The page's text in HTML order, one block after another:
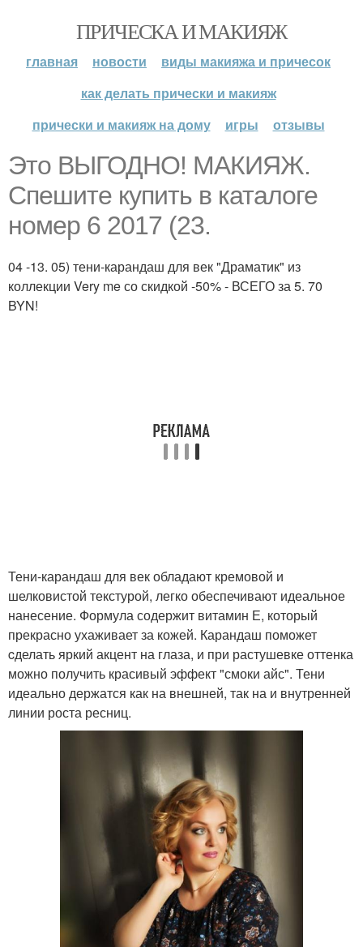
ПРИЧЕСКА И МАКИЯЖ
главная новости
виды макияжа и причесок
как делать прически и макияж
прически и макияж на дому
игры отзывы
Это ВЫГОДНО! МАКИЯЖ.
Спешите купить в каталоге
номер 6 2017 (23.
04 -13. 05) тени-карандаш для век "Драматик" из
коллекции Very me со скидкой -50% - ВСЕГО за 5. 70
BYN!
Тени-карандаш для век обладают кремовой и
шелковистой текстурой, легко обеспечивают идеальное
нанесение. Формула содержит витамин Е, который
прекрасно ухаживает за кожей. Карандаш поможет
cделать яркий акцент на глаза, и при растушевке оттенка
можно получить красивый эффект "смоки айс". Тени
идеально держатся как на внешней, так на и внутренней
линии роста ресниц.